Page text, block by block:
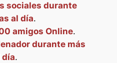
sociales durante
al día.
amigos Online.
durante más
día.